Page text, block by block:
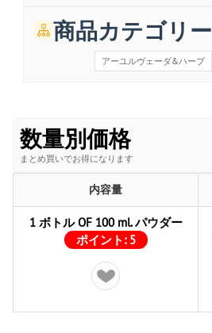
商品カテゴリー
アーユルヴェーダ&ハーブ
数量別価格
まとめ買いでお得になります
内容量
1 ボトル OF 100 ml. パウダー
ポイント: 5